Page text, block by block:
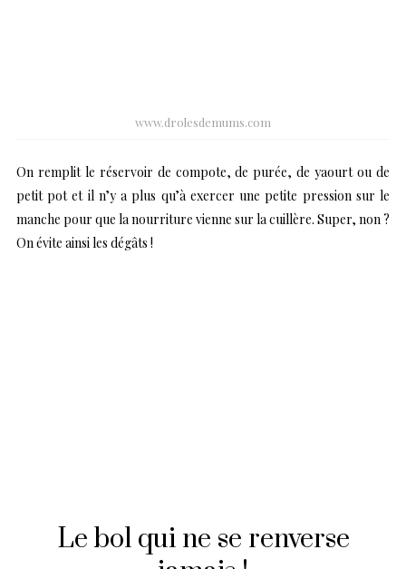
www.drolesdemums.com
On remplit le réservoir de compote, de purée, de yaourt ou de
petit pot et il n’y a plus qu’à exercer une petite pression sur le
manche pour que la nourriture vienne sur la cuillère. Super, non ?
On évite ainsi les dégâts !
Le bol qui ne se renverse